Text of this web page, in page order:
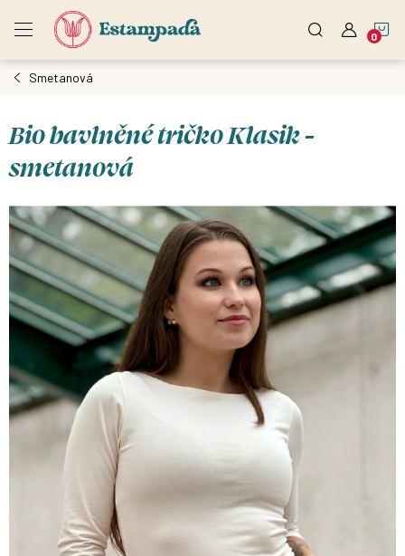
Smetanová
Bio bavlněné tričko Klasik -
smetanová